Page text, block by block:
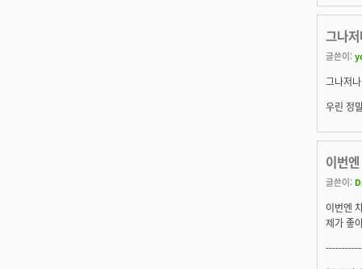
그나
글쓴이:
그나저
우린 정
이번
글쓴이:
이번엔
제가 좋